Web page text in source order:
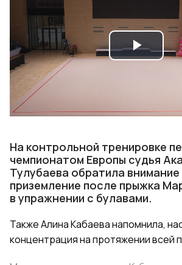
Play
На контрольной тренировке
чемпионатом Европы судья
Тулубаева обратила внимание
приземление после прыжка
в упражнении с булавами.
Также Алина Кабаева напомнила,
концентрация на протяжении всей